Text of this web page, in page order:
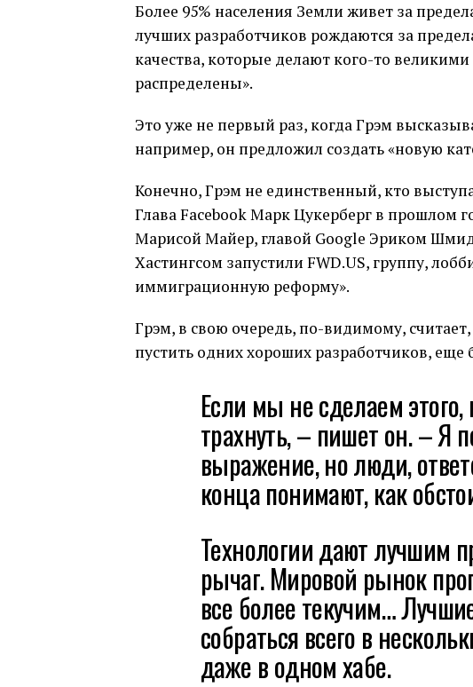
Более 95% населения Земли живет за
лучших разработчиков рождаются за
качества, которые делают кого-то
распределены».
Это уже не первый раз, когда Грэм
например, он предложил создать «новую
Конечно, Грэм не единственный, кто
Глава Facebook Марк Цукерберг в прошлом
Марисой Майер, главой Google Эриком
Хастингсом запустили FWD.US, группу,
иммиграционную реформу».
Грэм, в свою очередь, по-видимому,
пустить одних хороших разработчиков, еще
Если мы не сделаем этого,
трахнуть, – пишет он. – Я
выражение, но люди,
конца понимают, как
Технологии дают лучшим
рычаг. Мировой рынок
все более текучим…
собраться всего в
даже в одном хабе.